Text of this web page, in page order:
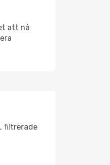
att nå
filtrerade